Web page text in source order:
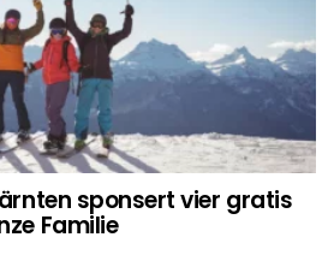
sponsert vier gratis
Familie